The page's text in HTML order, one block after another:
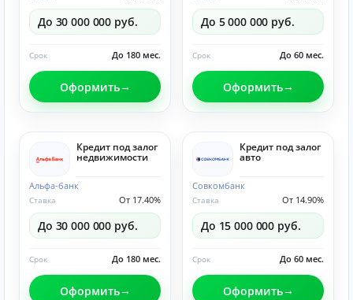
До 30 000 000 руб.
До 180 мес.
Срок
Оформить
До 5 000 000 руб.
До 60 мес.
Срок
Оформить
Кредит под залог
недвижимости
Альфа-банк
От 17.40%
Ставка
До 30 000 000 руб.
До 180 мес.
Срок
Оформить
Кредит под залог
авто
Совкомбанк
От 14.90%
Ставка
До 15 000 000 руб.
До 60 мес.
Срок
Оформить